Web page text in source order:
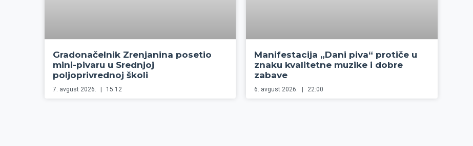
Gradonačelnik Zrenjanina posetio
mini-pivaru u Srednjoj
poljoprivrednoj školi
7. avgust 2026. 15:12
Manifestacija „Dani piva“ protiče u
znaku kvalitetne muzike i dobre
zabave
6. avgust 2026. 22:00